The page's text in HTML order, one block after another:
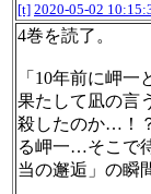
[t] 2020-05-02
4巻を読了。
「10年前に岬一
果たして凪の言
殺したのか…！
る岬一…そこで
当の邂逅」の瞬